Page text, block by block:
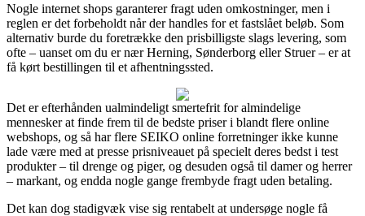
Nogle internet shops garanterer fragt uden omkostninger, men i
reglen er det forbeholdt når der handles for et fastslået beløb. Som
alternativ burde du foretrække den prisbilligste slags levering, som
ofte – uanset om du er nær Herning, Sønderborg eller Struer – er at
få kørt bestillingen til et afhentningssted.
Det er efterhånden ualmindeligt smertefrit for almindelige
mennesker at finde frem til de bedste priser i blandt flere online
webshops, og så har flere SEIKO online forretninger ikke kunne
lade være med at presse prisniveauet på specielt deres bedst i test
produkter – til drenge og piger, og desuden også til damer og herrer
– markant, og endda nogle gange frembyde fragt uden betaling.
Det kan dog stadigvæk vise sig rentabelt at undersøge nogle få